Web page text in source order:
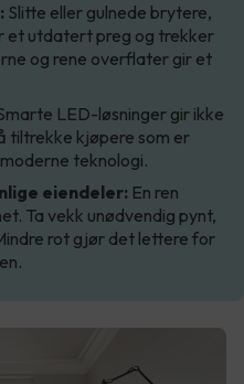
Slitte eller gulnede brytere,
et utdatert preg og trekker
og rene overflater gir et
LED-løsninger gir ikke
tiltrekke kjøpere som er
teknologi.
eiendeler: En ren
Ta vekk unødvendig pynt,
rot gjør det lettere for